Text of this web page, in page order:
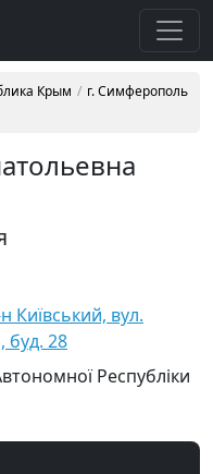
Крым
г. Симферополь
Київський, вул.
буд. 28
Республіки